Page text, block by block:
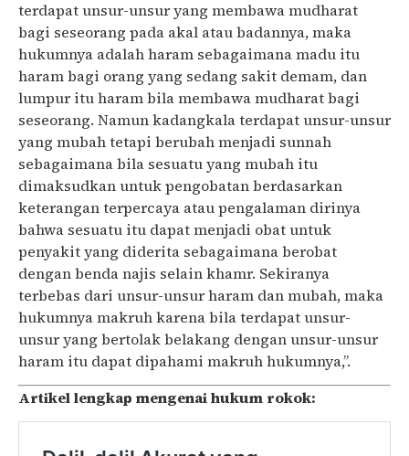
terdapat unsur-unsur yang membawa mudharat
bagi seseorang pada akal atau badannya, maka
hukumnya adalah haram sebagaimana madu itu
haram bagi orang yang sedang sakit demam, dan
lumpur itu haram bila membawa mudharat bagi
seseorang. Namun kadangkala terdapat unsur-unsur
yang mubah tetapi berubah menjadi sunnah
sebagaimana bila sesuatu yang mubah itu
dimaksudkan untuk pengobatan berdasarkan
keterangan terpercaya atau pengalaman dirinya
bahwa sesuatu itu dapat menjadi obat untuk
penyakit yang diderita sebagaimana berobat
dengan benda najis selain khamr. Sekiranya
terbebas dari unsur-unsur haram dan mubah, maka
hukumnya makruh karena bila terdapat unsur-
unsur yang bertolak belakang dengan unsur-unsur
haram itu dapat dipahami makruh hukumnya,”.
Artikel lengkap mengenai hukum rokok: